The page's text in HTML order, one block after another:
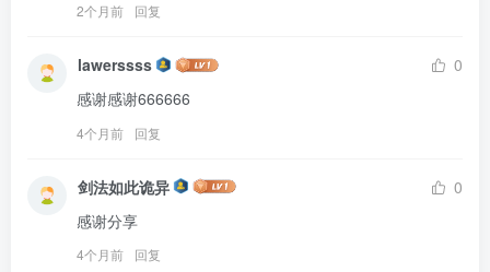
2个月前 回复
lawerssss
0
感谢感谢666666
4个月前 回复
剑法如此诡异
0
感谢分享
4个月前 回复